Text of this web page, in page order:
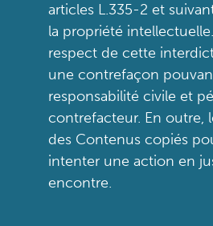
articles L.335-2 et
la propriété
respect de cette
une contrefaçon
responsabilité civile et
contrefacteur. En outre,
des Contenus copiés
intenter une action en
encontre.